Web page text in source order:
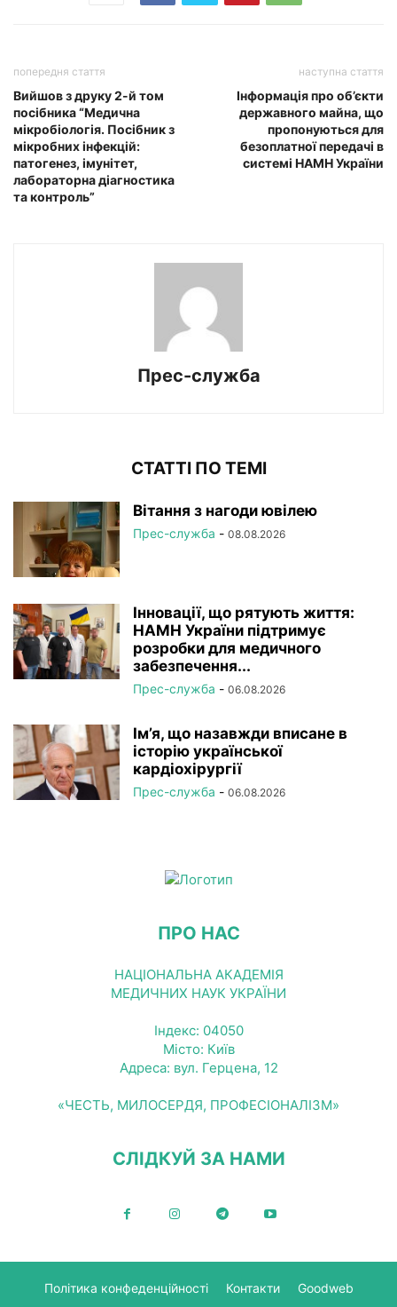
попередня стаття
Вийшов з друку 2-й том
посібника “Медична
мікробіологія. Посібник з
мікробних інфекцій:
патогенез, імунітет,
лабораторна діагностика
та контроль”
наступна стаття
Інформація про об’єкти
державного майна, що
пропонуються для
безоплатної передачі в
системі НАМН України
Прес-служба
СТАТТІ ПО ТЕМІ
Вітання з нагоди ювілею
Прес-служба - 08.08.2026
Інновації, що рятують життя:
НАМН України підтримує
розробки для медичного
забезпечення...
Прес-служба - 06.08.2026
Ім’я, що назавжди вписане в
історію української
кардіохірургії
Прес-служба - 06.08.2026
ПРО НАС
НАЦІОНАЛЬНА АКАДЕМІЯ
МЕДИЧНИХ НАУК УКРАЇНИ
Індекс: 04050
Місто: Київ
Адреса: вул. Герцена, 12
«ЧЕСТЬ, МИЛОСЕРДЯ, ПРОФЕСІОНАЛІЗМ»
СЛІДКУЙ ЗА НАМИ
Політика конфеденційності Контакти Goodweb